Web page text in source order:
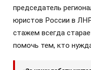
председатель
юристов России в
стажем всегда
помочь тем, кто